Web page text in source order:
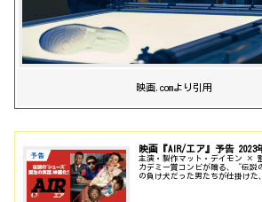
映画.comより引用
映画『AIR/エア』予告 2023
主演・製作マット・デイモン ×
カデミー賞コンビが贈る、“伝説
の負け犬だった男たちが仕掛けた